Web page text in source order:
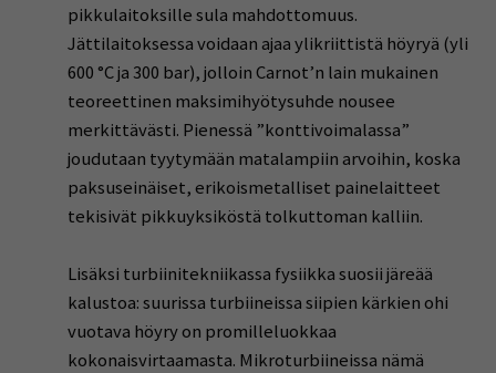
pikkulaitoksille sula mahdottomuus.
Jättilaitoksessa voidaan ajaa ylikriittistä höyryä (yli
600 °C ja 300 bar), jolloin Carnot’n lain mukainen
teoreettinen maksimihyötysuhde nousee
merkittävästi. Pienessä ”konttivoimalassa”
joudutaan tyytymään matalampiin arvoihin, koska
paksuseinäiset, erikoismetalliset painelaitteet
tekisivät pikkuyksiköstä tolkuttoman kalliin.
Lisäksi turbiinitekniikassa fysiikka suosii järeää
kalustoa: suurissa turbiineissa siipien kärkien ohi
vuotava höyry on promilleluokkaa
kokonaisvirtaamasta. Mikroturbiineissa nämä